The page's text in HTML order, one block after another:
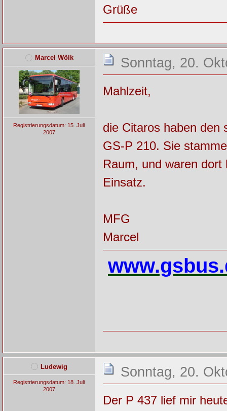
Grüße
Marcel Wölk
Registrierungsdatum: 15. Juli
2007
Sonntag, 20.
Mahlzeit,
die Citaros haben den
GS-P 210. Sie
Raum, und waren
Einsatz.
MFG
Marcel
Ludewig
Registrierungsdatum: 18. Juli
2007
Sonntag, 20.
Der P 437 lief mir